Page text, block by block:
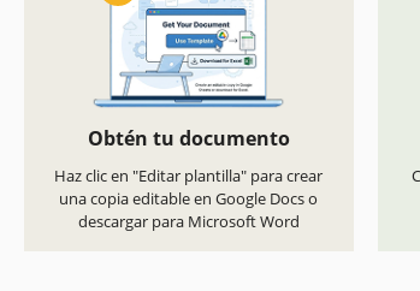
Obtén tu documento
Haz clic en "Editar plantilla" para crear
una copia editable en Google Docs o
descargar para Microsoft Word